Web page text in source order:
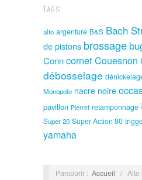
TAGS
alto argenture B&S Bach
de pistons brossage
ConncornetCouesnon
débosselage
Monopole nacre noire
pavillon Pierret retamponnage
Super 20 Super Action 80
yamaha
Parcourir : Accueil / Alto